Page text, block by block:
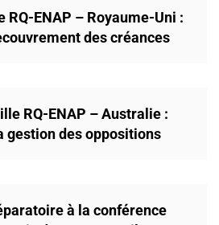
RQ-ENAP – Royaume-Uni :
des créances
RQ-ENAP – Australie :
gestion des oppositions
à la conférence